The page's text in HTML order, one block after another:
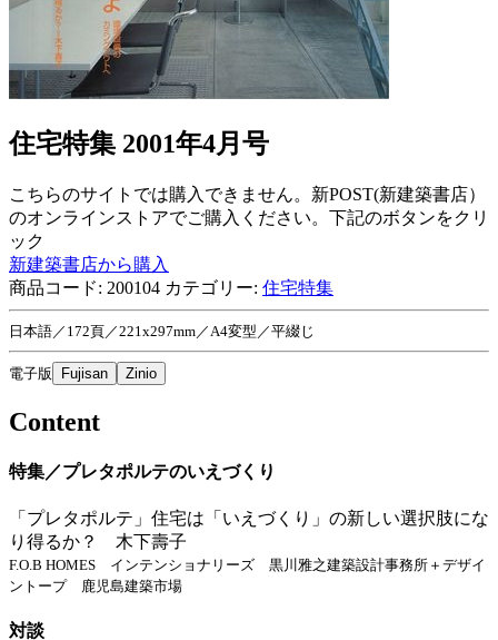
住宅特集 2001年4月号
こちらのサイトでは購入できません。新POST(新建築書店）
のオンラインストアでご購入ください。下記のボタンをクリ
ック
新建築書店から購入
商品コード: 200104 カテゴリー: 住宅特集
日本語／172頁／221x297mm／A4変型／平綴じ
電子版 Fujisan Zinio
Content
特集／プレタポルテのいえづくり
「プレタポルテ」住宅は「いえづくり」の新しい選択肢にな
り得るか？ 木下壽子
F.O.B HOMES インテンショナリーズ 黒川雅之建築設計事務所＋デザイ
ントープ 鹿児島建築市場
対談